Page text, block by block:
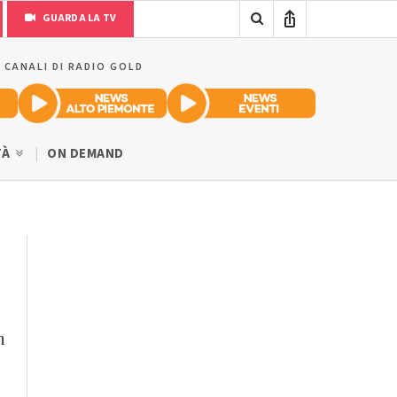
GUARDA LA TV
DI RADIO GOLD
ON DEMAND